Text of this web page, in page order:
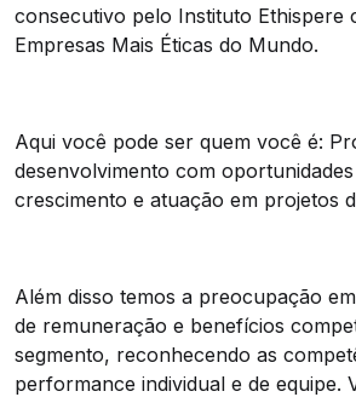
consecutivo pelo Instituto Ethispere
Empresas Mais Éticas do Mundo.
Aqui você pode ser quem você é:
desenvolvimento com
crescimento e atuação em projetos
Além disso temos a preocupação
de remuneração e benefícios
segmento, reconhecendo as
performance individual e de equipe.